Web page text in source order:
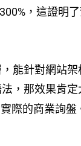
，這證明
能針對網站
，那效果肯
際的商業詢盤